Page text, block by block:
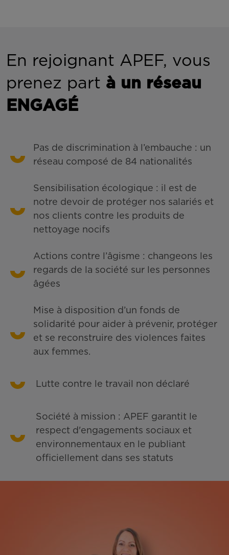
En rejoignant APEF, vous
prenez part à un réseau
ENGAGÉ
Pas de discrimination à l’embauche : un
réseau composé de 84 nationalités
Sensibilisation écologique : il est de
notre devoir de protéger nos salariés et
nos clients contre les produits de
nettoyage nocifs
Actions contre l’âgisme : changeons les
regards de la société sur les personnes
âgées
Mise à disposition d’un fonds de
solidarité pour aider à prévenir, protéger
et se reconstruire des violences faites
aux femmes.
Lutte contre le travail non déclaré
Société à mission : APEF garantit le
respect d'engagements sociaux et
environnementaux en le publiant
officiellement dans ses statuts